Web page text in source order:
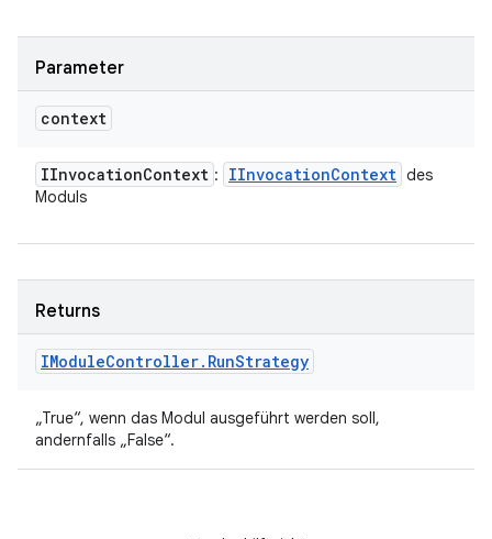
Parameter
context
IInvocationContext : IInvocationContext des
Moduls
Returns
IModuleController. RunStrategy
„True“, wenn das Modul ausgeführt werden soll,
andernfalls „False“.